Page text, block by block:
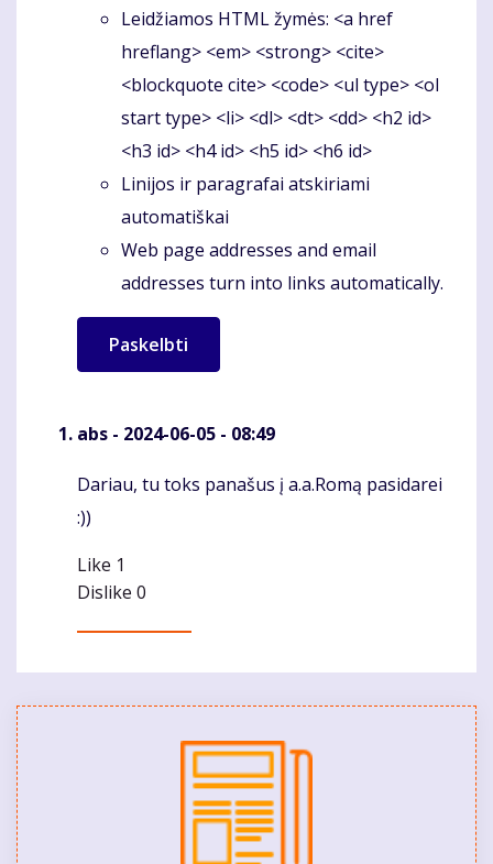
Leidžiamos HTML žymės: <a href
hreflang> <em> <strong> <cite>
<blockquote cite> <code> <ul type> <ol
start type> <li> <dl> <dt> <dd> <h2 id>
<h3 id> <h4 id> <h5 id> <h6 id>
Linijos ir paragrafai atskiriami
automatiškai
Web page addresses and email
addresses turn into links automatically.
abs - 2024-06-05 - 08:49
Komentaras
Dariau, tu toks panašus į a.a.Romą pasidarei
:))
Like 1
Dislike 0